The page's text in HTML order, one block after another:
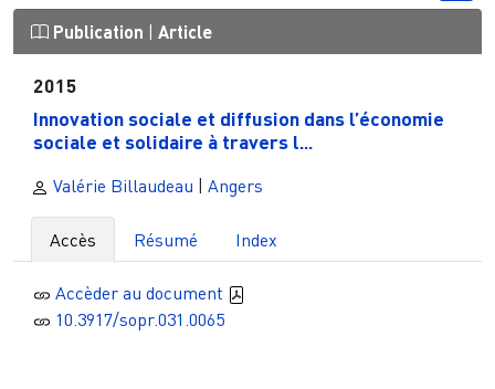
Publication Article
2015
Innovation sociale et diffusion dans l’économie
sociale et solidaire à travers l...
Valérie Billaudeau | Angers
Accès Résumé Index
Accèder au document
10.3917/sopr.031.0065